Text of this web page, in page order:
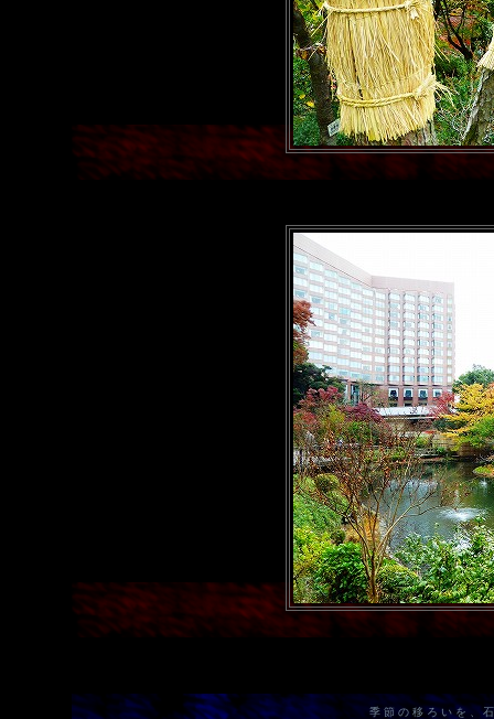
季節の移ろいを、